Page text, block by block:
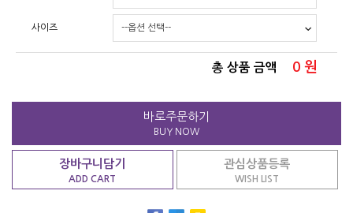
사이즈
총 상품 금액 0 원
바로주문하기
BUY NOW
장바구니담기
ADD CART
관심상품등록
WISH LIST